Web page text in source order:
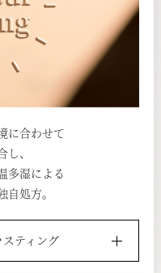
に合わせて
し、
多湿による
自処方。
スティング